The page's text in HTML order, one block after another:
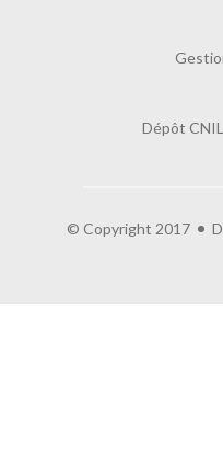
Dépôt
© Copyright 2017
Salut c'est nous...
ce site vous intéresse avant
vous accompagner pendant